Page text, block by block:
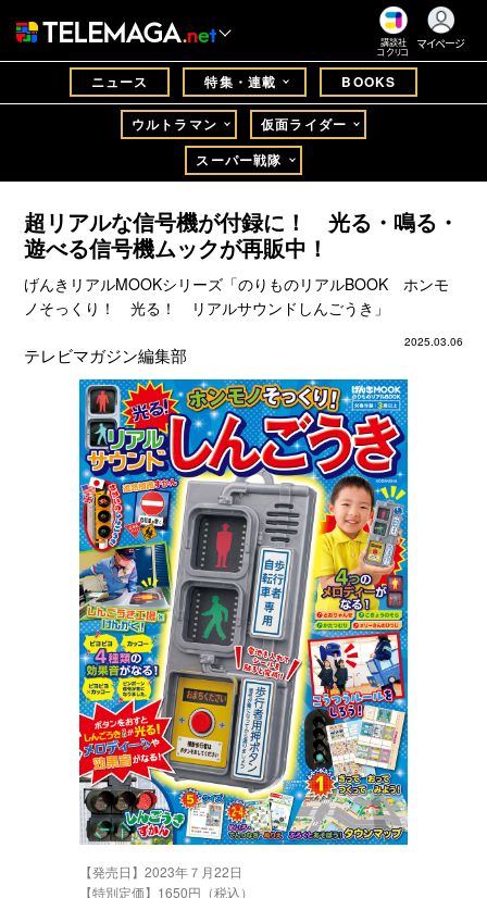
講談社
コクリコ
マイページ
ニュース 特集・連載 BOOKS
ウルトラマン
仮面ライダー
スーパー戦隊
超リアルな信号機が付録に！ 光る・鳴る・
遊べる信号機ムックが再販中！
げんきリアルMOOKシリーズ「のりものリアルBOOK ホンモ
ノそっくり！ 光る！ リアルサウンドしんごうき」
2025.03.06
テレビマガジン編集部
【発売日】2023年７月22日
【特別定価】1650円（税込）